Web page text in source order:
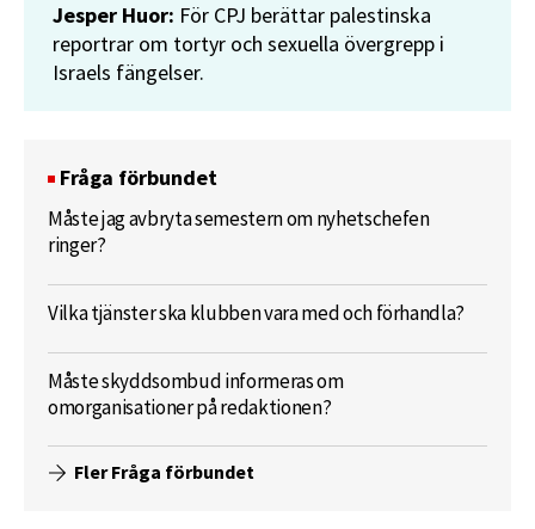
Jesper Huor: För CPJ berättar palestinska
reportrar om tortyr och sexuella övergrepp i
Israels fängelser.
Fråga förbundet
Måste jag avbryta semestern om nyhetschefen
ringer?
Vilka tjänster ska klubben vara med och förhandla?
Måste skyddsombud informeras om
omorganisationer på redaktionen?
Fler Fråga förbundet